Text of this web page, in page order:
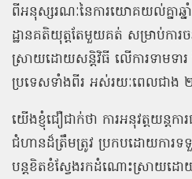
ពីអនុស្សរណៈនៃការយោគយល់គ្នា
ដ្ឋានគតិយុត្តតែមួយគត់ សម្រាប់ការច
ស្រាយដោយសន្តិវិធី លើការទាមទារ
ប្រទេសទាំងពីរ អស់រយៈពេលជាង ២
យើងខ្ញុំជឿជាក់ថា ការអនុវត្តយន្តកា
ជំហានដ៏ត្រឹមត្រូវ ប្រកបដោយការទ
បន្តខិតខំស្វែងរកដំណោះស្រាយដោយ